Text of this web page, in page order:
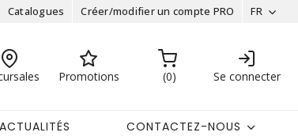
Catalogues Créer/modifier un compte PRO FR
Promotions 0 Se connecter
ACTUALITÉS CONTACTEZ-NOUS